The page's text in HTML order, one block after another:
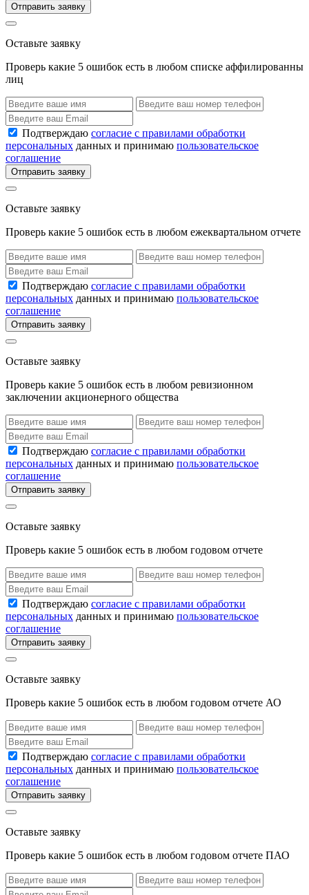
Отправить заявку
Оставьте заявку
Проверь какие 5 ошибок есть в любом списке аффилированны
лиц
Подтверждаю согласие с правилами обработки
персональных данных и принимаю пользовательское
соглашение
Отправить заявку
Оставьте заявку
Проверь какие 5 ошибок есть в любом ежеквартальном отчете
Подтверждаю согласие с правилами обработки
персональных данных и принимаю пользовательское
соглашение
Отправить заявку
Оставьте заявку
Проверь какие 5 ошибок есть в любом ревизионном
заключении акционерного общества
Подтверждаю согласие с правилами обработки
персональных данных и принимаю пользовательское
соглашение
Отправить заявку
Оставьте заявку
Проверь какие 5 ошибок есть в любом годовом отчете
Подтверждаю согласие с правилами обработки
персональных данных и принимаю пользовательское
соглашение
Отправить заявку
Оставьте заявку
Проверь какие 5 ошибок есть в любом годовом отчете АО
Подтверждаю согласие с правилами обработки
персональных данных и принимаю пользовательское
соглашение
Отправить заявку
Оставьте заявку
Проверь какие 5 ошибок есть в любом годовом отчете ПАО